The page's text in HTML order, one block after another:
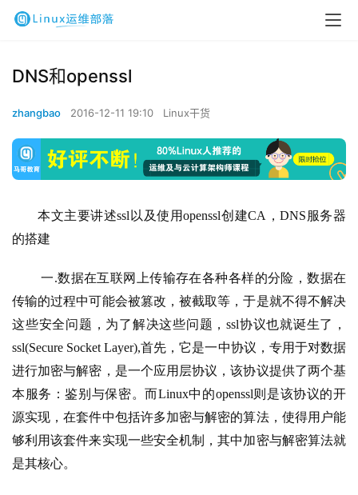
DNS和openssl
zhangbao 2016-12-11 19:10 Linux干货
本文主要讲述ssl以及使用openssl创建CA，DNS服务器
的搭建
一.数据在互联网上传输存在各种各样的分险，数据在
传输的过程中可能会被篡改，被截取等，于是就不得不解决
这些安全问题，为了解决这些问题，ssl协议也就诞生了，
ssl(Secure Socket Layer),首先，它是一中协议，专用于对数据
进行加密与解密，是一个应用层协议，该协议提供了两个基
本服务：鉴别与保密。而Linux中的openssl则是该协议的开
源实现，在套件中包括许多加密与解密的算法，使得用户能
够利用该套件来实现一些安全机制，其中加密与解密算法就
是其核心。